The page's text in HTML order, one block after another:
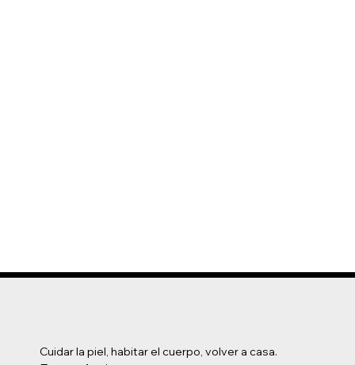
Cuidar la piel, habitar el cuerpo, volver a casa.